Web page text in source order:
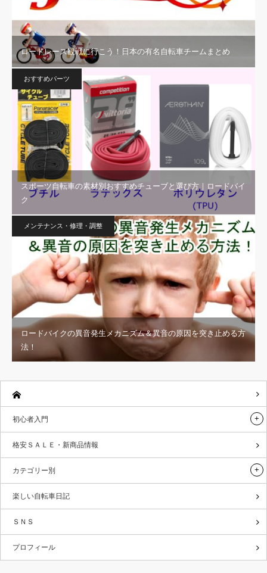
ロードレース観戦に行こう！日本の有名自転車チームまとめ
おすすめパーツ
スポーツ自転車の素材別おすすめチューブと選び方｜ロードバイ
ク
メンテナンス・修理・調整
ロードバイクの異音発生メカニズム＆異音の原因を突き止める方
法！
初心者入門
格安ＳＡＬＥ・新商品情報
カテゴリー別
楽しい自転車日記
ＳＮＳ
プロフィール